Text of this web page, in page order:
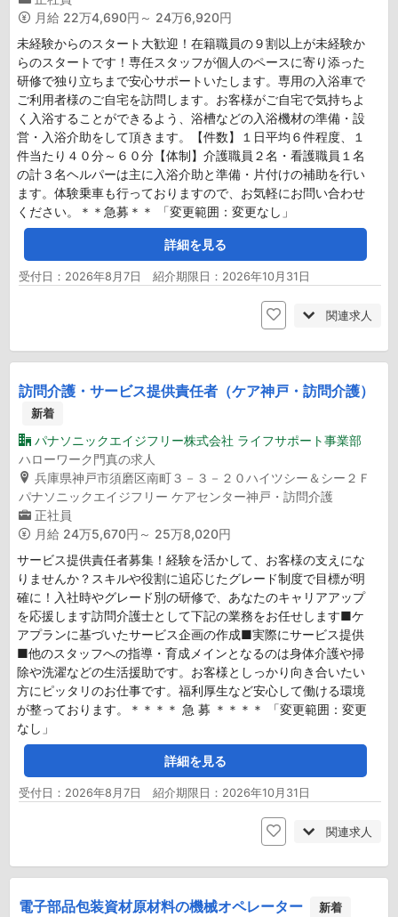
月給 22万4,690円～ 24万6,920円
未経験からのスタート大歓迎！在籍職員の９割以上が未経験か
らのスタートです！専任スタッフが個人のペースに寄り添った
研修で独り立ちまで安心サポートいたします。専用の入浴車で
ご利用者様のご自宅を訪問します。お客様がご自宅で気持ちよ
く入浴することができるよう、浴槽などの入浴機材の準備・設
営・入浴介助をして頂きます。【件数】１日平均６件程度、１
件当たり４０分～６０分【体制】介護職員２名・看護職員１名
の計３名ヘルパーは主に入浴介助と準備・片付けの補助を行い
ます。体験乗車も行っておりますので、お気軽にお問い合わせ
ください。＊＊急募＊＊ 「変更範囲：変更なし」
詳細を見る
受付日：2026年8月7日 紹介期限日：2026年10月31日
関連求人
訪問介護・サービス提供責任者（ケア神戸・訪問介護）
新着
パナソニックエイジフリー株式会社 ライフサポート事業部
ハローワーク門真の求人
兵庫県神戸市須磨区南町３－３－２０ハイツシー＆シー２Ｆ
パナソニックエイジフリー ケアセンター神戸・訪問介護
正社員
月給 24万5,670円～ 25万8,020円
サービス提供責任者募集！経験を活かして、お客様の支えにな
りませんか？スキルや役割に追応じたグレード制度で目標が明
確に！入社時やグレード別の研修で、あなたのキャリアアップ
を応援します訪問介護士として下記の業務をお任せします■ケ
アプランに基づいたサービス企画の作成■実際にサービス提供
■他のスタッフへの指導・育成メインとなるのは身体介護や掃
除や洗濯などの生活援助です。お客様としっかり向き合いたい
方にピッタリのお仕事です。福利厚生など安心して働ける環境
が整っております。＊＊＊＊ 急 募 ＊＊＊＊ 「変更範囲：変更
なし」
詳細を見る
受付日：2026年8月7日 紹介期限日：2026年10月31日
関連求人
電子部品包装資材原材料の機械オペレーター 新着